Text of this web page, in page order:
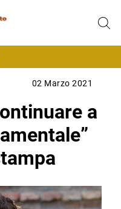
02 Marzo 2021
a